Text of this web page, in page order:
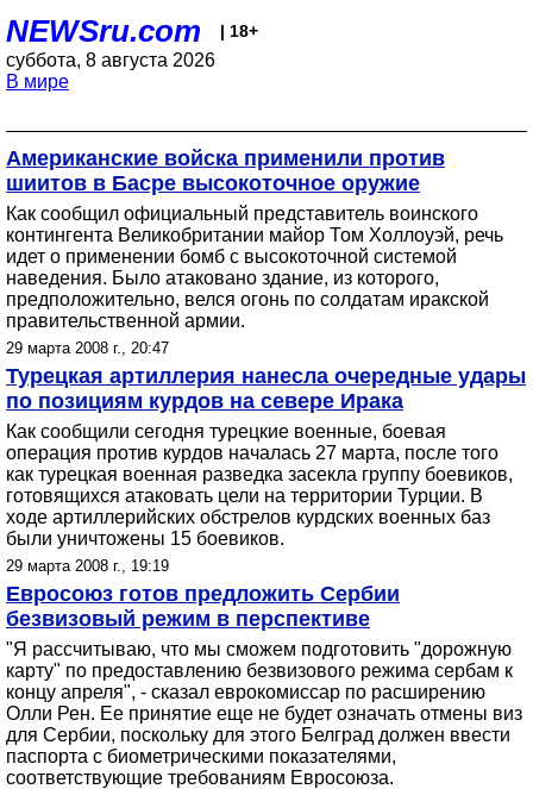
NEWSru.com | 18+
суббота, 8 августа 2026
В мире
Американские войска применили против
шиитов в Басре высокоточное оружие
Как сообщил официальный представитель воинского
контингента Великобритании майор Том Холлоуэй, речь
идет о применении бомб с высокоточной системой
наведения. Было атаковано здание, из которого,
предположительно, велся огонь по солдатам иракской
правительственной армии.
29 марта 2008 г., 20:47
Турецкая артиллерия нанесла очередные удары
по позициям курдов на севере Ирака
Как сообщили сегодня турецкие военные, боевая
операция против курдов началась 27 марта, после того
как турецкая военная разведка засекла группу боевиков,
готовящихся атаковать цели на территории Турции. В
ходе артиллерийских обстрелов курдских военных баз
были уничтожены 15 боевиков.
29 марта 2008 г., 19:19
Евросоюз готов предложить Сербии
безвизовый режим в перспективе
"Я рассчитываю, что мы сможем подготовить "дорожную
карту" по предоставлению безвизового режима сербам к
концу апреля", - сказал еврокомиссар по расширению
Олли Рен. Ее принятие еще не будет означать отмены виз
для Сербии, поскольку для этого Белград должен ввести
паспорта с биометрическими показателями,
соответствующие требованиям Евросоюза.